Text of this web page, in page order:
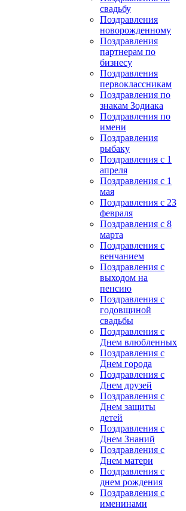
свадьбу
Поздравления
новорожденному
Поздравления
партнерам по
бизнесу
Поздравления
первоклассникам
Поздравления по
знакам Зодиака
Поздравления по
имени
Поздравления
рыбаку
Поздравления с 1
апреля
Поздравления с 1
мая
Поздравления с 23
февраля
Поздравления с 8
марта
Поздравления с
венчанием
Поздравления с
выходом на
пенсию
Поздравления с
годовщиной
свадьбы
Поздравления с
Днем влюбленных
Поздравления с
Днем города
Поздравления с
Днем друзей
Поздравления с
Днем защиты
детей
Поздравления с
Днем Знаний
Поздравления с
Днем матери
Поздравления с
днем рождения
Поздравления с
именинами